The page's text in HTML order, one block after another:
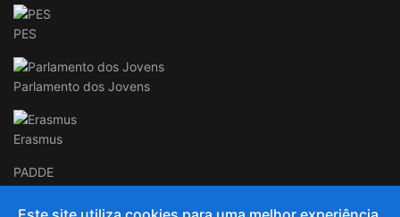
PES
Parlamento dos Jovens
Erasmus
PADDE